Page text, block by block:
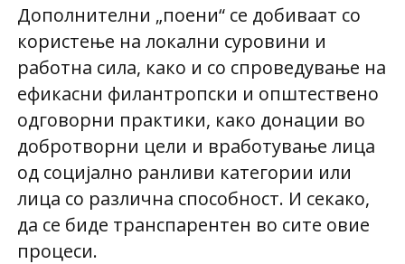
Дополнителни „поени“ се добиваат со
користење на локални суровини и
работна сила, како и со спроведување на
ефикасни филантропски и општествено
одговорни практики, како донации во
добротворни цели и вработување лица
од социјално ранливи категории или
лица со различна способност. И секако,
да се биде транспарентен во сите овие
процеси.